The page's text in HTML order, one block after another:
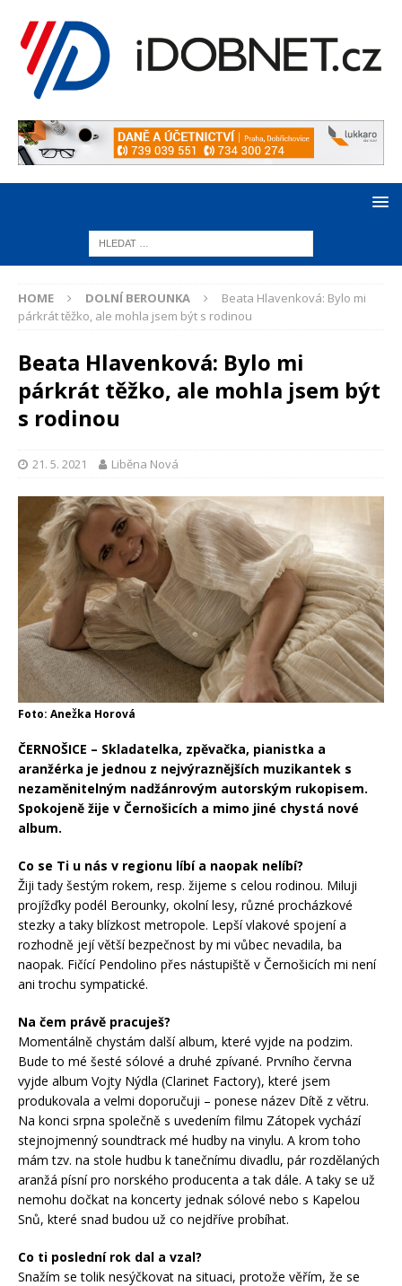
HOME DOLNÍ BEROUNKA
Beata Hlavenková: Bylo mi
párkrát těžko, ale mohla jsem být s rodinou
Beata Hlavenková: Bylo mi
párkrát těžko, ale mohla jsem být
s rodinou
21. 5. 2021 Liběna Nová
Foto: Anežka Horová
ČERNOŠICE – Skladatelka, zpěvačka, pianistka a
aranžérka je jednou z nejvýraznějších muzikantek s
nezaměnitelným nadžánrovým autorským rukopisem.
Spokojeně žije v Černošicích a mimo jiné chystá nové
album.
Co se Ti u nás v regionu líbí a naopak nelíbí?
Žiji tady šestým rokem, resp. žijeme s celou rodinou. Miluji
projížďky podél Berounky, okolní lesy, různé procházkové
stezky a taky blízkost metropole. Lepší vlakové spojení a
rozhodně její větší bezpečnost by mi vůbec nevadila, ba
naopak. Fičící Pendolino přes nástupiště v Černošicích mi není
ani trochu sympatické.
Na čem právě pracuješ?
Momentálně chystám další album, které vyjde na podzim.
Bude to mé šesté sólové a druhé zpívané. Prvního června
vyjde album Vojty Nýdla (Clarinet Factory), které jsem
produkovala a velmi doporučuji – ponese název Dítě z větru.
Na konci srpna společně s uvedením filmu Zátopek vychází
stejnojmenný soundtrack mé hudby na vinylu. A krom toho
mám tzv. na stole hudbu k tanečnímu divadlu, pár rozdělaných
aranžá písní pro norského producenta a tak dále. A taky se už
nemohu dočkat na koncerty jednak sólové nebo s Kapelou
Snů, které snad budou už co nejdříve probíhat.
Co ti poslední rok dal a vzal?
Snažím se tolik nesýčkovat na situaci, protože věřím, že se